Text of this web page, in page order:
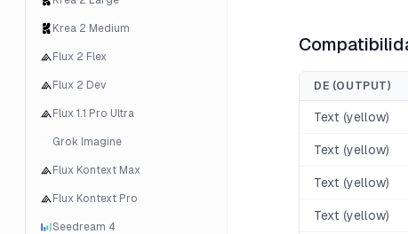
Krea 2 Medium
Flux 2 Flex
Flux 2 Dev
Flux 1.1 Pro Ultra
Grok Imagine
Flux Kontext Max
Flux Kontext Pro
Seedream 4
DE (OUTPUT)
Text (yellow)
Text (yellow)
Text (yellow)
Text (yellow)